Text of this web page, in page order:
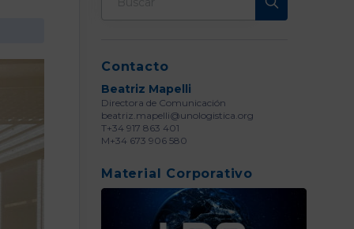
Contacto
Beatriz Mapelli
Directora de Comunicación
beatriz.mapelli@unologistica.org
T+34 917 863 401
M+34 673 906 580
Material Corporativo